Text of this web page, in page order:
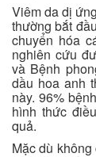
Viêm da dị
thường bắt
chuyển hóa
nghiên cứu
và Bệnh
dầu hoa anh
này. 96%
hình thức
quả.
Mặc dù